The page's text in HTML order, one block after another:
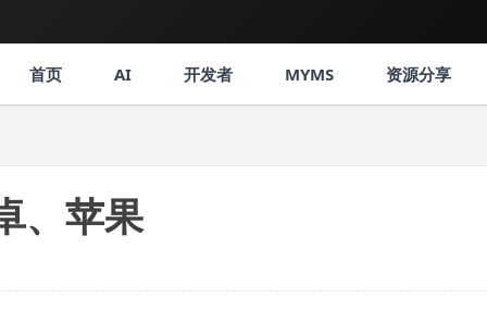
首页 AI 开发者 MYMS 资源分享
、苹果